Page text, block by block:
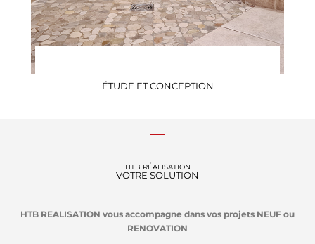
ÉTUDE ET CONCEPTION
HTB RÉALISATION
VOTRE SOLUTION
HTB REALISATION vous accompagne dans vos projets NEUF ou
RENOVATION